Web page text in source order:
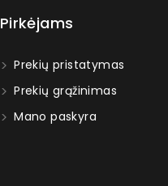
Pirkėjams
Prekių pristatymas
Prekių grąžinimas
Mano paskyra